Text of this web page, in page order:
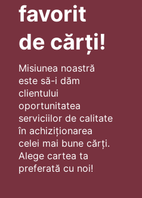
favorit
de cărți!
Misiunea noastră
este să-i dăm
clientului
oportunitatea
serviciilor de calitate
în achiziționarea
celei mai bune cărți.
Alege cartea ta
preferată cu noi!